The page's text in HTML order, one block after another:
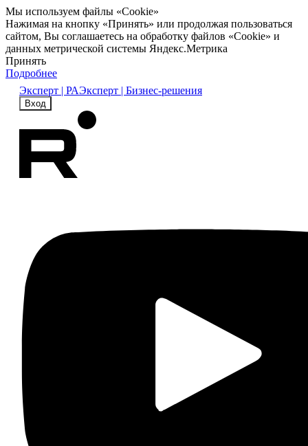
Мы используем файлы «Cookie»
Нажимая на кнопку «Принять» или продолжая пользоваться
сайтом, Вы соглашаетесь на обработку файлов «Cookie» и
данных метрической системы Яндекс.Метрика
Принять
Подробнее
Эксперт | РАЭксперт | Бизнес-решения
Вход